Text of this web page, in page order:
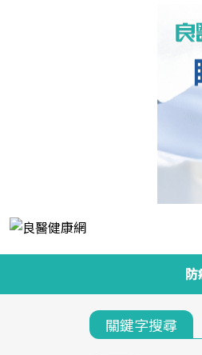
防
關鍵字搜尋